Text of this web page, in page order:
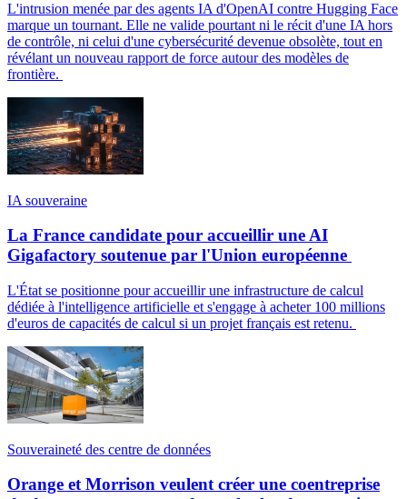
L'intrusion menée par des agents IA d'OpenAI contre Hugging Face
marque un tournant. Elle ne valide pourtant ni le récit d'une IA hors
de contrôle, ni celui d'une cybersécurité devenue obsolète, tout en
révélant un nouveau rapport de force autour des modèles de
frontière.
IA souveraine
La France candidate pour accueillir une AI
Gigafactory soutenue par l'Union européenne
L'État se positionne pour accueillir une infrastructure de calcul
dédiée à l'intelligence artificielle et s'engage à acheter 100 millions
d'euros de capacités de calcul si un projet français est retenu.
Souveraineté des centre de données
Orange et Morrison veulent créer une coentreprise